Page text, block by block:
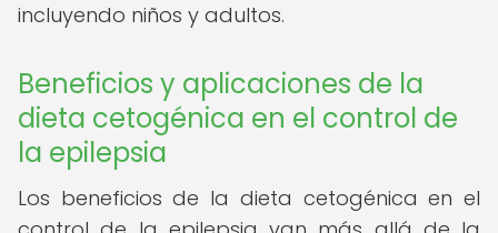
incluyendo niños y adultos.
Beneficios y aplicaciones de la
dieta cetogénica en el control de
la epilepsia
Los beneficios de la dieta cetogénica en el